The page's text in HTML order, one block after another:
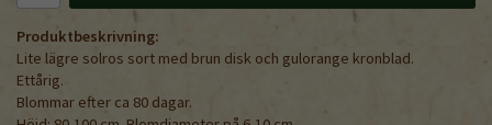
Produktbeskrivning:
Lite lägre solros sort med brun disk och gulorange kronblad.
Ettårig.
Blommar efter ca 80 dagar.